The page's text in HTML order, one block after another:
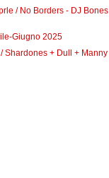
/ No Borders - DJ Bones
Giugno 2025
Shardones + Dull + Manny